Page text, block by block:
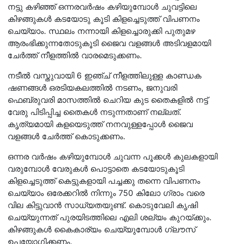
നട്ടു കഴിഞ്ഞ് ഒന്നരവർഷം കഴിയുമ്പോൾ ചുവട്ടിലെ
കിഴങ്ങുകൾ കടയോടു കൂടി കിളച്ചെടുത്ത് വിപണനം
ചെയ്യാം. സ്ഥലം നന്നായി കിളച്ചൊരുക്കി പുതുമഴ
ആരംഭിക്കുന്നതോടുകൂടി ജൈവ വളങ്ങൾ അടിവളമായി
ചേർത്ത് നീളത്തിൽ വാരമെടുക്കണം.
നടീൽ വസ്തുവായി 6 ഇഞ്ച് നീളത്തിലുള്ള കാണ്ഡക
ഷണങ്ങൾ ഒരടിയകലത്തിൽ നടണം, ജനുവരി
ഫെബ്രുവരി മാസത്തിൽ ചെറിയ കുട തൈകളിൽ നട്ട്
വേരു പിടിപ്പിച്ച തൈകൾ നടുന്നതാണ് നല്ലത്.
കൃത്യമായി കളയെടുത്ത് നനവുള്ളപ്പോൾ ജൈവ
വളങ്ങൾ ചേർത്ത് കൊടുക്കണം.
ഒന്നര വർഷം കഴിയുമ്പോൾ ചുവന്ന പൂക്കൾ കുലകളായി
വരുമ്പോൾ വേരുകൾ പൊട്ടാതെ കടയോടുകൂടി
കിളച്ചെടുത്ത് കെട്ടുകളായി പച്ചക്കു തന്നെ വിപണനം
ചെയ്യാം ഒരേക്കറിൽ നിന്നും 750 കിലോ ഗ്രാം വരെ
വില കിട്ടുവാൻ സാധ്യതയുണ്ട്. കൊടുവേലി കൃഷി
ചെയ്യുന്നത് പുരയിടത്തിലെ എലി ശല്യം കുറയ്ക്കും.
കിഴങ്ങുകൾ കൈകാര്യം ചെയ്യുമ്പോൾ ഗ്ലൗസ്
ഉപയോഗിക്കണം.